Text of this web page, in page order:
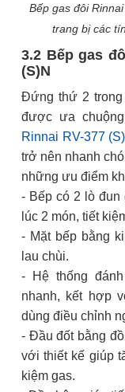
Bếp gas đôi
trang bị các
3.2 Bếp gas
(S)N
Đứng thứ 2 trong
được ưa
Rinnai RV-377
trở nên nhanh
những ưu điểm
- Bếp có 2 lò đun
lúc 2 món, tiết
- Mặt bếp bằng
lau chùi.
- Hệ thống
nhanh, kết hợp
dùng điều chỉnh
- Đầu đốt bằng
với thiết kế giúp
kiệm gas.